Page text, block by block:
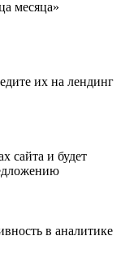
месяца»
их на лендинг
сайта и будет
в аналитике